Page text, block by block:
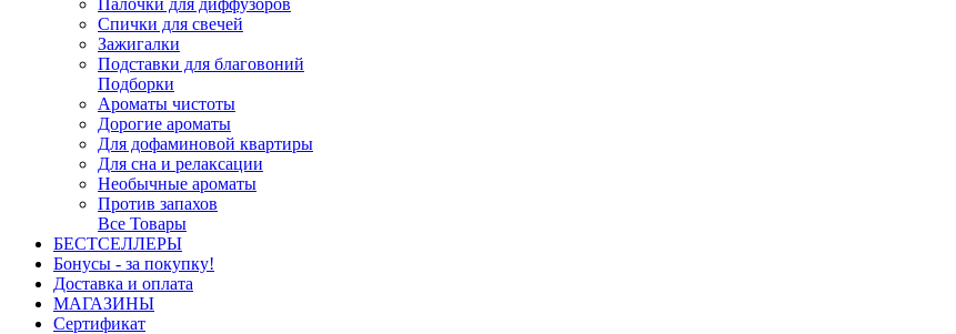
Палочки для диффузоров
Спички для свечей
Зажигалки
Подставки для благовоний
Подборки
Ароматы чистоты
Дорогие ароматы
Для дофаминовой квартиры
Для сна и релаксации
Необычные ароматы
Против запахов
Все Товары
БЕСТСЕЛЛЕРЫ
Бонусы - за покупку!
Доставка и оплата
МАГАЗИНЫ
Cертификат